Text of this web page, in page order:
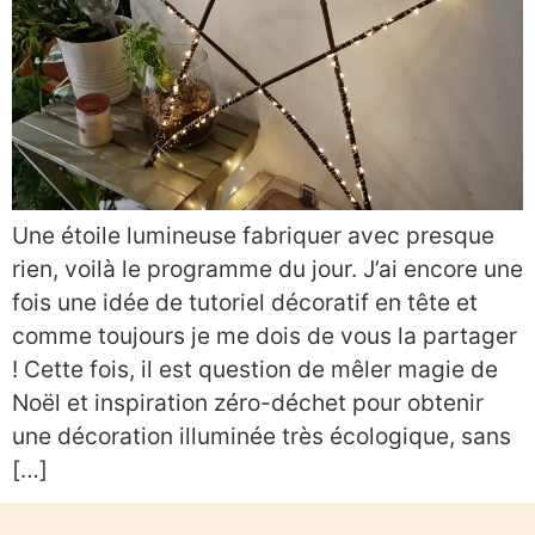
Une étoile lumineuse fabriquer avec presque
rien, voilà le programme du jour. J’ai encore une
fois une idée de tutoriel décoratif en tête et
comme toujours je me dois de vous la partager
! Cette fois, il est question de mêler magie de
Noël et inspiration zéro-déchet pour obtenir
une décoration illuminée très écologique, sans
[…]